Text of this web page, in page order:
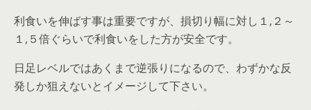
利食いを伸ばす事は重要ですが、損切り幅に対し１,２～
１,５倍ぐらいで利食いをした方が安全です。
日足レベルではあくまで逆張りになるので、わずかな反
発しか狙えないとイメージして下さい。